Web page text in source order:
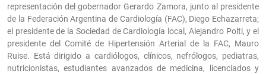
representación del gobernador Gerardo Zamora, junto al presidente
de la Federación Argentina de Cardiología (FAC), Diego Echazarreta;
el presidente de la Sociedad de Cardiología local, Alejandro Polti, y el
presidente del Comité de Hipertensión Arterial de la FAC, Mauro
Ruise. Está dirigido a cardiólogos, clínicos, nefrólogos, pediatras,
nutricionistas, estudiantes avanzados de medicina, licenciados y